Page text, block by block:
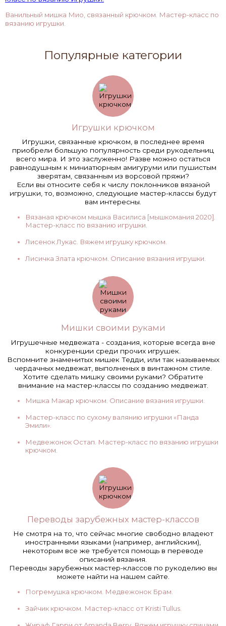
Ванильный мишка Мио, связанный крючком. Мастер-класс по
вязанию игрушки.
Популярные категории
Игрушки крючком
Игрушки, связанные крючком, в последнее время
приобрели большую популярность среди рукодельниц
всего мира. И это заслуженно! Разве можно остаться
равнодушным к миниатюрным амигуруми или пушистым
зверятам, связанным из ворсовой пряжи?
Если вы относите себя к числу поклонников вязаной
игрушки, то, возможно, следующие мастер-классы будут
вам интересны.
Вязаная крючком мышка Василиса [мышкомания 2020].
Мастер-класс по вязанию игрушки.
Лисенок Лукас. Вяжем игрушку крючком.
Лисичка Злата крючком. Описание вязания игрушки.
Мишки своими руками
Игрушечные медвежата - создания, которые всегда вне
конкуренции среди прочих игрушек.
Вспомните знаменитых мишек Тедди, или так называемых
чердачных медвежат, выполненых в винтажном стиле.
Хотите сделать мишку своими руками? Обратите
внимание на мастер-классы по созданию медвежат.
Мишка Макар крючком. Описание вязания игрушки.
Мастер-класс по сухому валянию игрушки «Панда
Эмили».
Медвежонок Остап. Мастер-класс по вязанию игрушки
крючком.
Переводы зарубежных мастер-классов
Не смотря на то, что сейчас многие свободно владеют
иностранными языками (например, английским),
некоторым все же требуется помощь в переводе
описаний вязания.
Переводы зарубежных мастер-классов по рукоделию вы
можете найти на нашем сайте.
Погремушка крючком. Медвежонок Брам.
Зайчик крючком. Мастер-класс от Kristi Tullus.